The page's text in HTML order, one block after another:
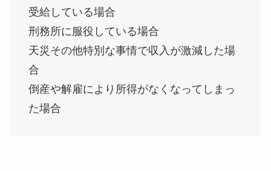
受給している場合
刑務所に服役している場合
天災その他特別な事情で収入が激減した場
合
倒産や解雇により所得がなくなってしまっ
た場合